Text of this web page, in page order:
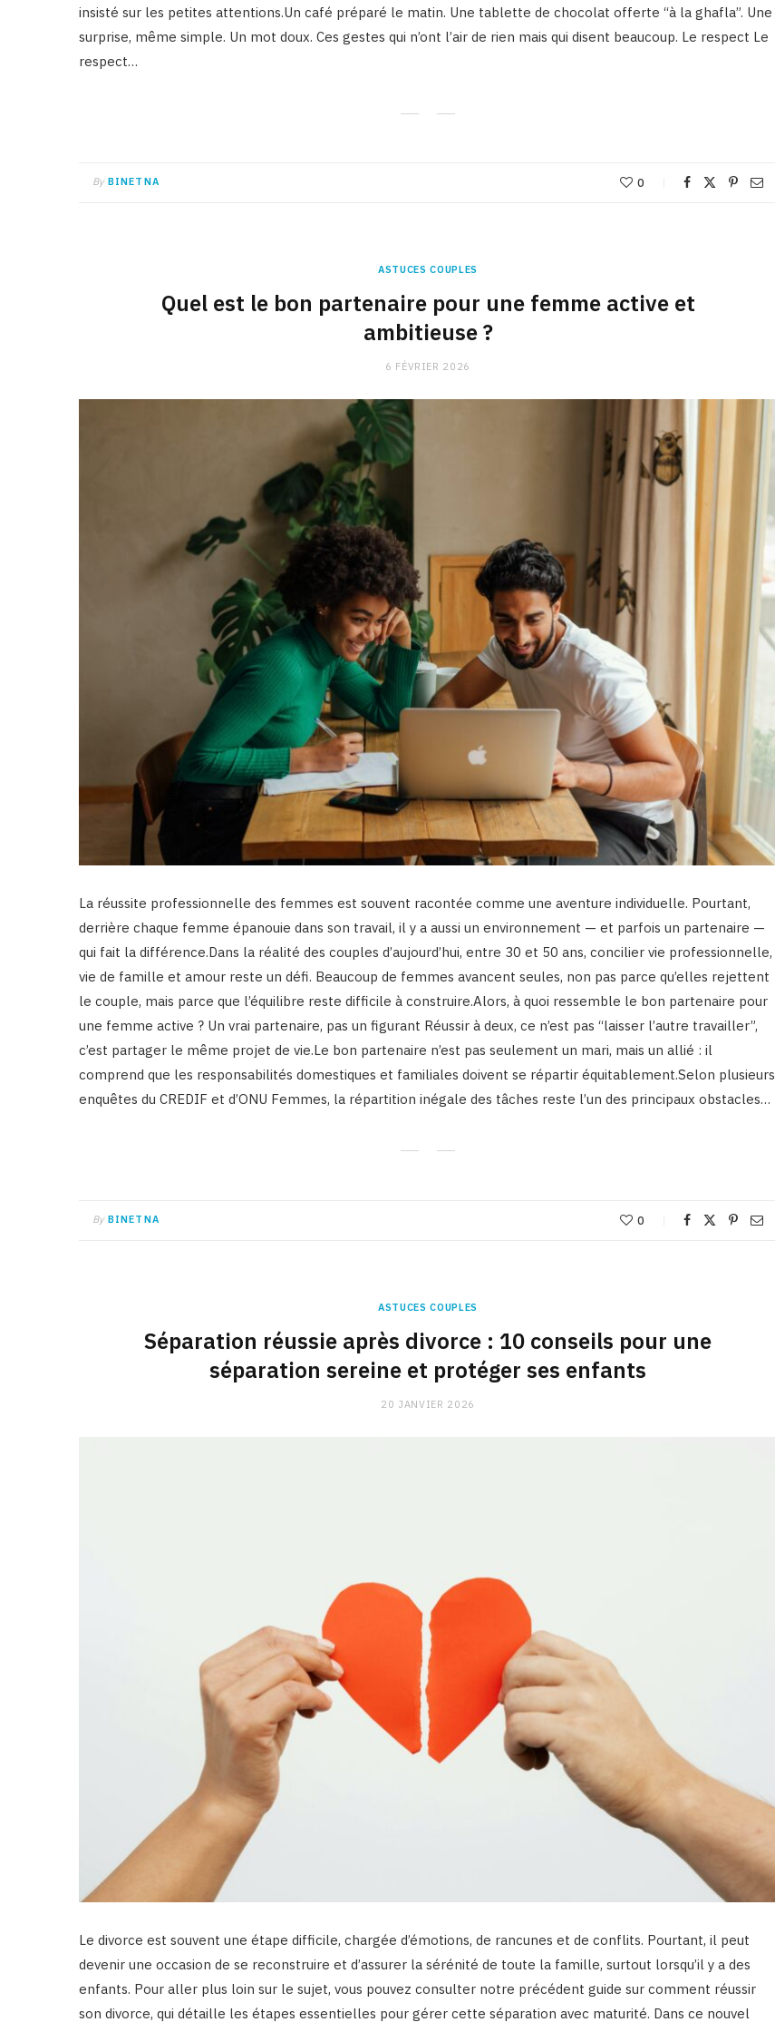
insisté sur les petites attentions.Un café préparé le matin. Une tablette de chocolat offerte “à la ghafla”. Une
surprise, même simple. Un mot doux. Ces gestes qui n’ont l’air de rien mais qui disent beaucoup. Le respect Le
respect…
By BINETNA 0
ASTUCES COUPLES
Quel est le bon partenaire pour une femme active et
ambitieuse ?
6 FÉVRIER 2026
La réussite professionnelle des femmes est souvent racontée comme une aventure individuelle. Pourtant,
derrière chaque femme épanouie dans son travail, il y a aussi un environnement — et parfois un partenaire —
qui fait la différence.Dans la réalité des couples d’aujourd’hui, entre 30 et 50 ans, concilier vie professionnelle,
vie de famille et amour reste un défi. Beaucoup de femmes avancent seules, non pas parce qu’elles rejettent
le couple, mais parce que l’équilibre reste difficile à construire.Alors, à quoi ressemble le bon partenaire pour
une femme active ? Un vrai partenaire, pas un figurant Réussir à deux, ce n’est pas “laisser l’autre travailler”,
c’est partager le même projet de vie.Le bon partenaire n’est pas seulement un mari, mais un allié : il
comprend que les responsabilités domestiques et familiales doivent se répartir équitablement.Selon plusieurs
enquêtes du CREDIF et d’ONU Femmes, la répartition inégale des tâches reste l’un des principaux obstacles…
By BINETNA 0
ASTUCES COUPLES
Séparation réussie après divorce : 10 conseils pour une
séparation sereine et protéger ses enfants
20 JANVIER 2026
Le divorce est souvent une étape difficile, chargée d’émotions, de rancunes et de conflits. Pourtant, il peut
devenir une occasion de se reconstruire et d’assurer la sérénité de toute la famille, surtout lorsqu’il y a des
enfants. Pour aller plus loin sur le sujet, vous pouvez consulter notre précédent guide sur comment réussir
son divorce, qui détaille les étapes essentielles pour gérer cette séparation avec maturité. Dans ce nouvel